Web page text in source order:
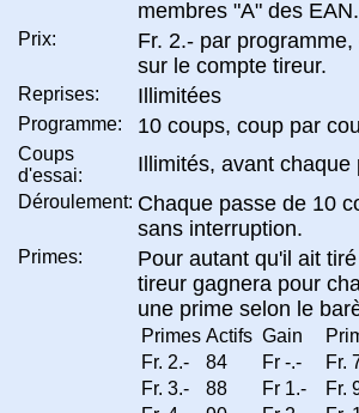
membres "A" des EAN.
Prix:
Fr. 2.- par
sur le compte tireur.
Reprises: Illimitées
Programme: 10 coups, coup par
Coups
d'essai:
Illimités, avant chaque
Déroulement: Chaque passe de 10
sans interruption.
Primes:
Pour autant qu'il ait
tireur gagnera pour
une prime selon le
Primes Actifs Gain
Fr. 2.-
84 Fr -.- Fr.
Fr. 3.-
88 Fr 1.- Fr.